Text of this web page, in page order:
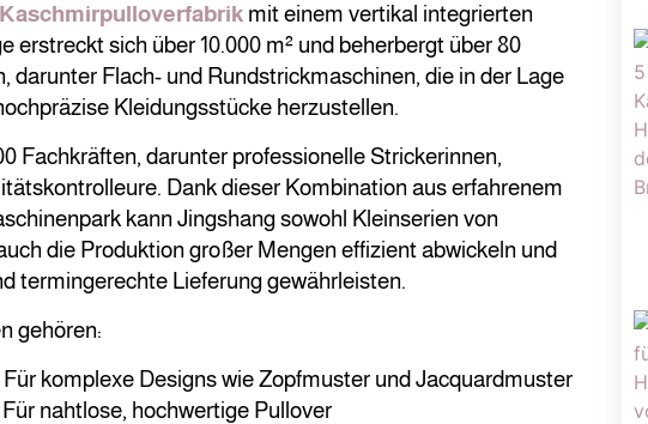
Kaschmirpulloverfabrikmit einem vertikal integrierten
erstreckt sich über 10.000 m² und beherbergt über 80
darunter Flach- und Rundstrickmaschinen, die in der Lage
Kleidungsstücke herzustellen.
Fachkräften, darunter professionelle Strickerinnen,
Dank dieser Kombination aus erfahrenem
kann Jingshang sowohl Kleinserien von
die Produktion großer Mengen effizient abwickeln und
termingerechte Lieferung gewährleisten.
gehören:
Für komplexe Designs wie Zopfmuster und Jacquardmuster
Für nahtlose, hochwertige Pullover